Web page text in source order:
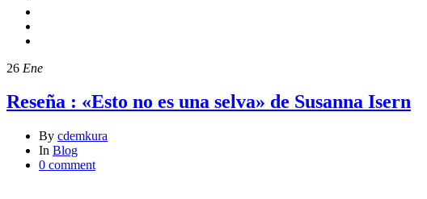
26 Ene
Reseña : «Esto no es una selva» de Susanna Isern
By cdemkura
In Blog
0 comment